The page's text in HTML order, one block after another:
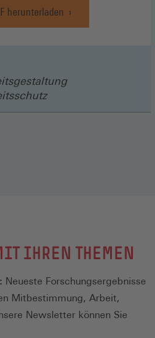
herunterladen
(Öffnet
in
IHREN THEMEN
Neueste Forschungsergebnisse
Mitbestimmung, Arbeit,
Newsletter können Sie